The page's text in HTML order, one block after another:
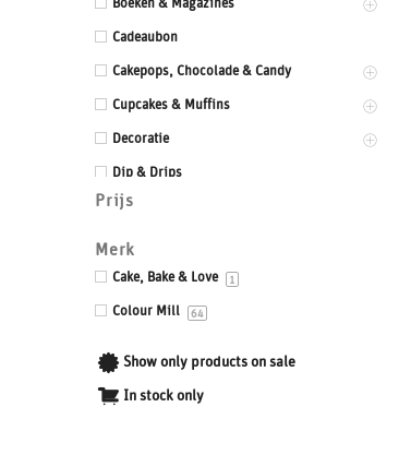
Boeken & Magazines
Cadeaubon
Cakepops, Chocolade & Candy
Cupcakes & Muffins
Decoratie
Dip & Drips
Dozen & Dummies
Drums & Boards
Eetbaar kant
Eetbare prints
Gepersonaliseerde Taarttoppers
Gereedschappen & Materialen
Prijs
Merk
Cake, Bake & Love 1
Colour Mill 64
Show only products on sale
In stock only